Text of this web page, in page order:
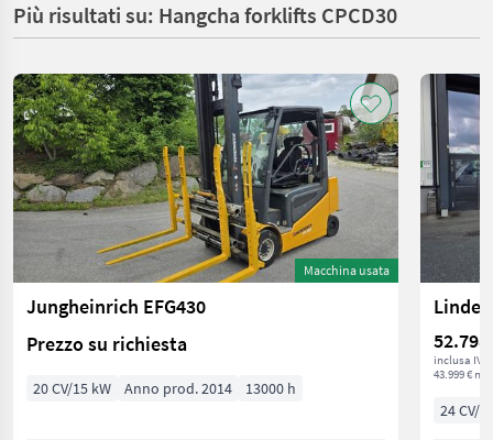
Più risultati su: Hangcha forklifts CPCD30
Macchina usata
Jungheinrich EFG430
Prezzo su richiesta
20 CV/15 kW Anno prod. 2014 13000 h
Linde
inclusa IVA
43.999 €
24 CV/